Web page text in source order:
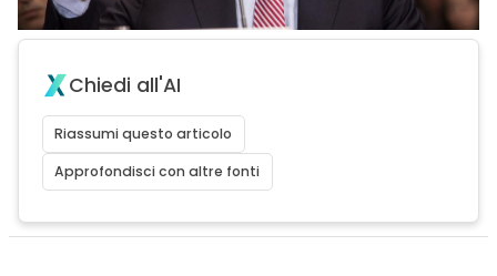
Chiedi all'AI
Riassumi questo articolo
Approfondisci con altre fonti